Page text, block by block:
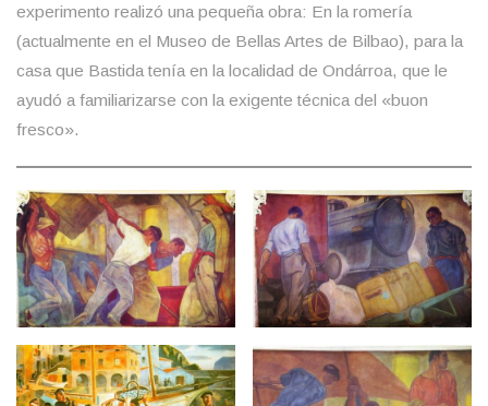
experimento realizó una pequeña obra: En la romería
(actualmente en el Museo de Bellas Artes de Bilbao), para la
casa que Bastida tenía en la localidad de Ondárroa, que le
ayudó a familiarizarse con la exigente técnica del «buon
fresco».